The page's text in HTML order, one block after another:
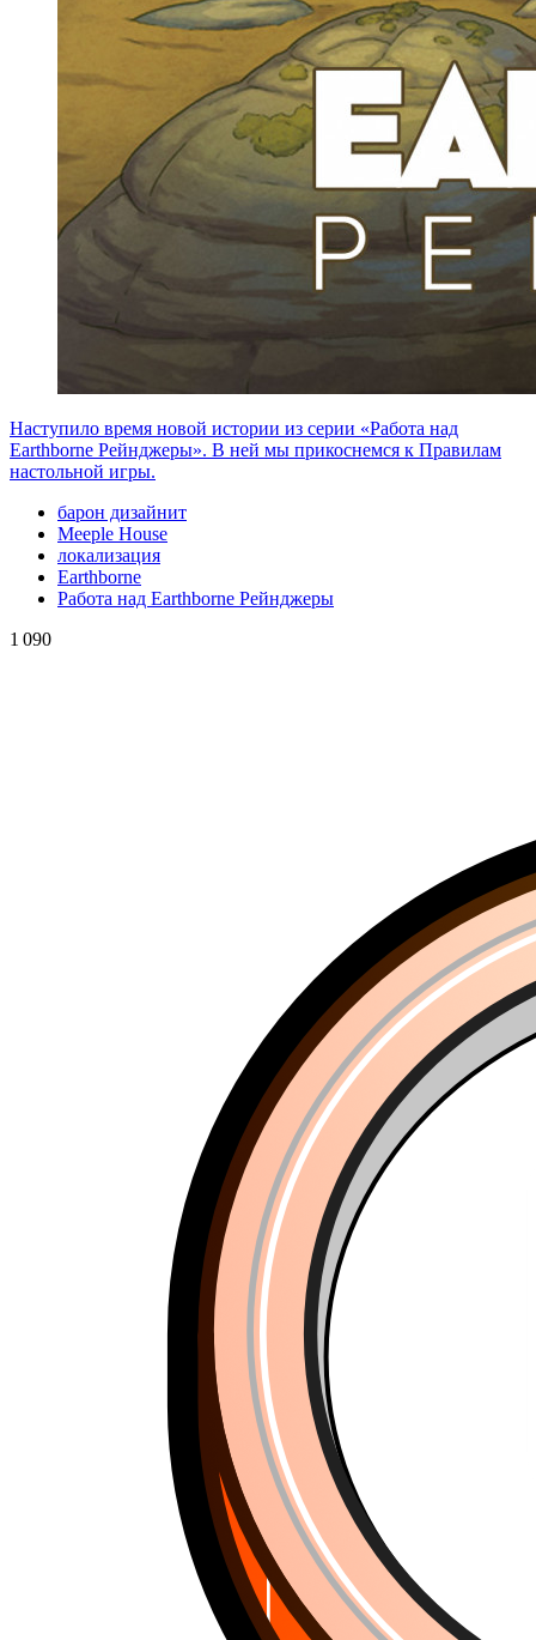
Наступило время новой истории из серии «Работа над
Earthborne Рейнджеры». В ней мы прикоснемся к Правилам
настольной игры.
барон дизайнит
Meeple House
локализация
Earthborne
Работа над Earthborne Рейнджеры
1 090